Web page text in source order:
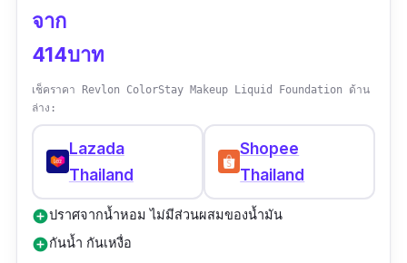
จาก
414บาท
เช็คราคา Revlon ColorStay Makeup Liquid Foundation ด้าน
ล่าง:
Lazada
Thailand
Shopee
Thailand
add_circleปราศจากน้ำหอม ไม่มีส่วนผสมของน้ำมัน
add_circleกันน้ำ กันเหงื่อ